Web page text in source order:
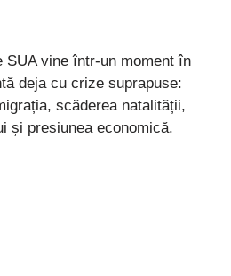
SUA vine într-un moment în
deja cu crize suprapuse:
scăderea natalității,
și presiunea economică.